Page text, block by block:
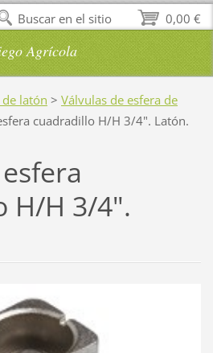
Agrícola
latón > Válvulas de esfera de
cuadradillo H/H 3/4". Latón.
H/H 3/4".
0,00 €
Buscar en el sitio